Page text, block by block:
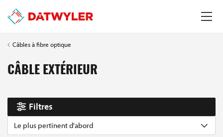
Câbles à fibre optique
CÂBLE EXTÉRIEUR
Filtres
Le plus pertinent d'abord